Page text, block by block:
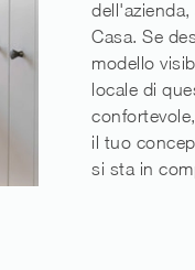
Casa. Se
modello
locale di
il tuo
si sta in